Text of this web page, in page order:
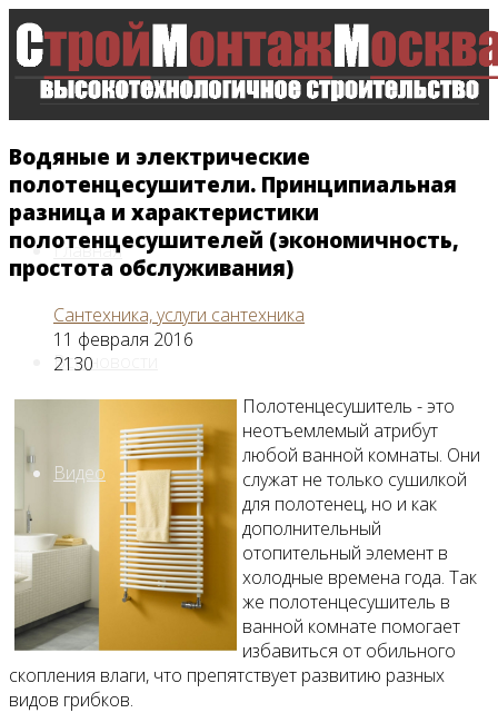
Главная
Все новости
Видео
Водяные и электрические
полотенцесушители. Принципиальная
разница и характеристики
полотенцесушителей (экономичность,
простота обслуживания)
Сантехника, услуги сантехника
11 февраля 2016
2130
Полотенцесушитель - это
неотъемлемый атрибут
любой ванной комнаты. Они
служат не только сушилкой
для полотенец, но и как
дополнительный
отопительный элемент в
холодные времена года. Так
же полотенцесушитель в
ванной комнате помогает
избавиться от обильного
скопления влаги, что препятствует развитию разных
видов грибков.